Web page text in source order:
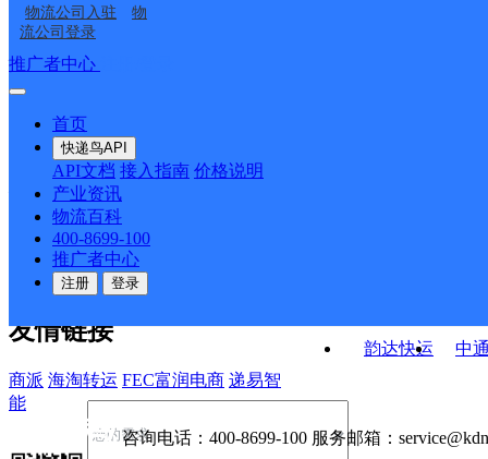
物流公司入驻
物
流公司登录
推广者中心
首页
快递鸟API
API文档 接入指南 价格说明
产业资讯
物流百科
400-8699-100
推广者中心
注册 登录
福建福州公司仓山区万
韵达快运
中
接口API
API接口 DEMO下载
关于我们
公司介绍 企业动态
合作伙伴 快递鸟接口服务协议
户隐私政策
友情链接
商派 海淘转运 FEC富润电商 递易智
能
咨询电话： 400-8699-100 服务邮箱：